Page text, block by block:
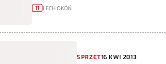
11 LECH OKOŃ
SPRZĘT16 KWI 2013